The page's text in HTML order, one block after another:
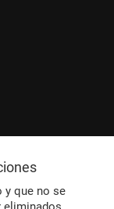
y que no se